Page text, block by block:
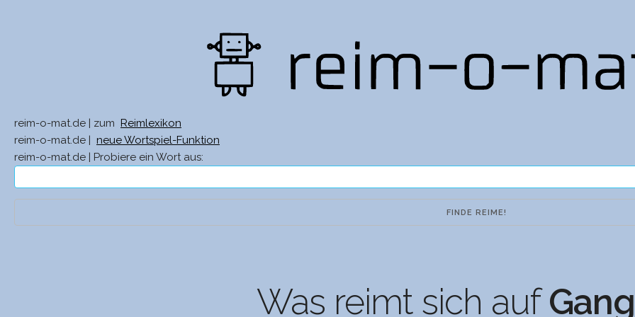
reim-o-mat.de | zum
Reimlexikon
reim-o-mat.de |
neue Wortspiel-Funktion
reim-o-mat.de | Probiere ein Wort aus:
Was reimt sich auf